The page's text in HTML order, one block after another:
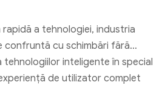
a tehnologiei, industria
confruntă cu schimbări fără
inteligente în special
de utilizator complet